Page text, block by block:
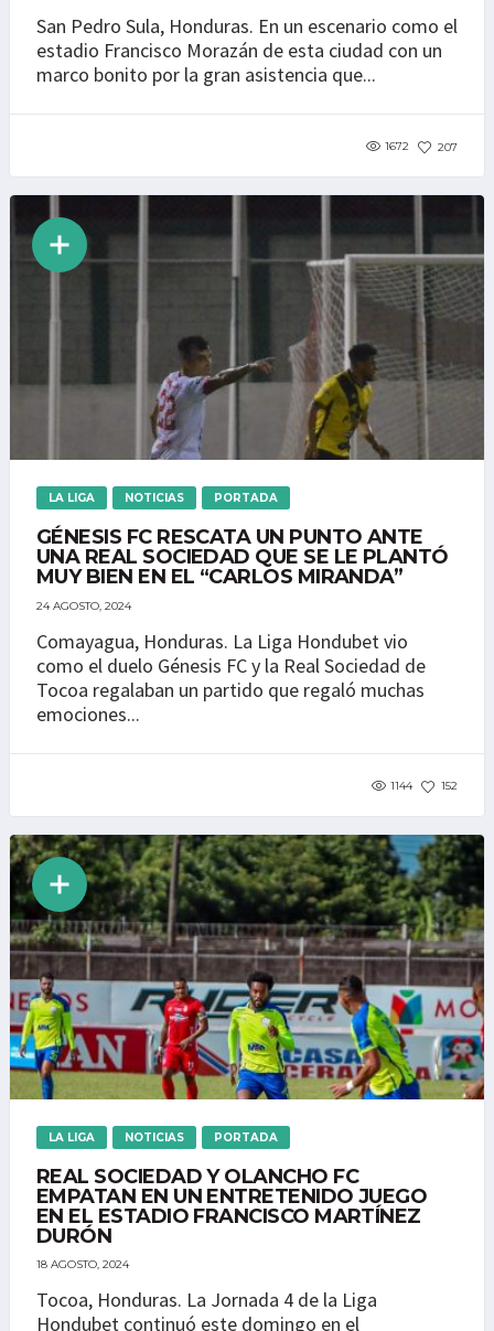
San Pedro Sula, Honduras. En un escenario como el
estadio Francisco Morazán de esta ciudad con un
marco bonito por la gran asistencia que...
1672 207
LA LIGA NOTICIAS PORTADA
GÉNESIS FC RESCATA UN PUNTO ANTE
UNA REAL SOCIEDAD QUE SE LE PLANTÓ
MUY BIEN EN EL “CARLOS MIRANDA”
24 AGOSTO, 2024
Comayagua, Honduras. La Liga Hondubet vio
como el duelo Génesis FC y la Real Sociedad de
Tocoa regalaban un partido que regaló muchas
emociones...
1144 152
LA LIGA NOTICIAS PORTADA
REAL SOCIEDAD Y OLANCHO FC
EMPATAN EN UN ENTRETENIDO JUEGO
EN EL ESTADIO FRANCISCO MARTÍNEZ
DURÓN
18 AGOSTO, 2024
Tocoa, Honduras. La Jornada 4 de la Liga
Hondubet continuó este domingo en el